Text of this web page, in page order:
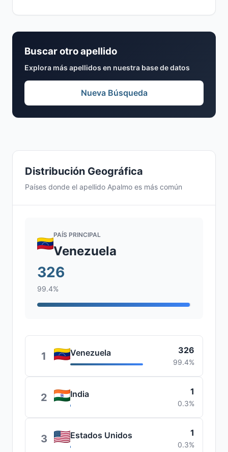
Distribución Geográfica
Países donde el apellido Apalmo es más común
PAÍS PRINCIPAL
Venezuela
326
99.4%
1 Venezuela 326
99.4%
2 India 1
0.3%
3 Estados Unidos 1
0.3%
Buscar otro apellido
Explora más apellidos en nuestra base de datos
Nueva Búsqueda